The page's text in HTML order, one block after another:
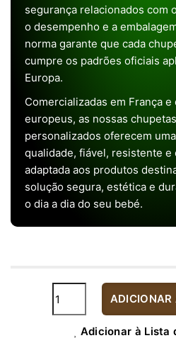
segurança relacionados com
o desempenho e a
norma garante que cada
cumpre os padrões oficiais
Europa.
Comercializadas em França
europeus, as nossas
personalizados oferecem
qualidade, fiável, resistente e
adaptada aos produtos
solução segura, estética e
o dia a dia do seu bebé.
ADICIONAR
Adicionar à Lista